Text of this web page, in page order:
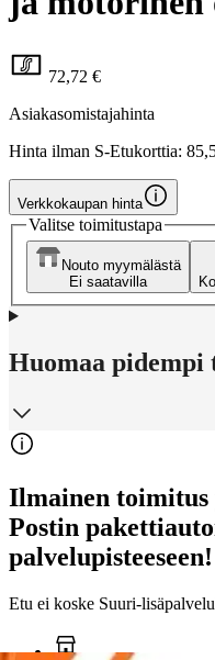
72,72 €
Asiakasomistajahinta
Hinta ilman S-Etukorttia:
Verkkokaupan hinta
Valitse toimitustapa
Nouto myymälästä
Ei saatavilla
Huomaa pidempi
Ilmainen
Postin
palvelupisteeseen!
Etu ei koske